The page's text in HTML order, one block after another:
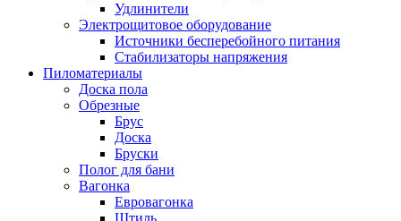
Удлинители
Электрощитовое оборудование
Источники бесперебойного питания
Стабилизаторы напряжения
Пиломатериалы
Доска пола
Обрезные
Брус
Доска
Бруски
Полог для бани
Вагонка
Евровагонка
Штиль